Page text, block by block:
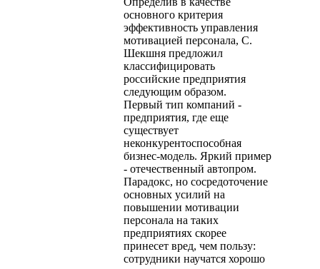
основного критерия
эффективность управления
мотивацией персонала, С.
Шекшня предложил
классифицировать
российские предприятия
следующим образом.
Первый тип компаний -
предприятия, где еще
существует
неконкурентоспособная
бизнес-модель. Яркий пример
- отечественный автопром.
Парадокс, но сосредоточение
основных усилий на
повышении мотивации
персонала на таких
предприятиях скорее
принесет вред, чем пользу:
сотрудники научатся хорошо